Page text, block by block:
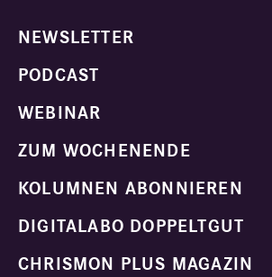
NEWSLETTER
PODCAST
WEBINAR
ZUM WOCHENENDE
KOLUMNEN ABONNIEREN
DIGITALABO DOPPELTGUT
CHRISMON PLUS MAGAZIN